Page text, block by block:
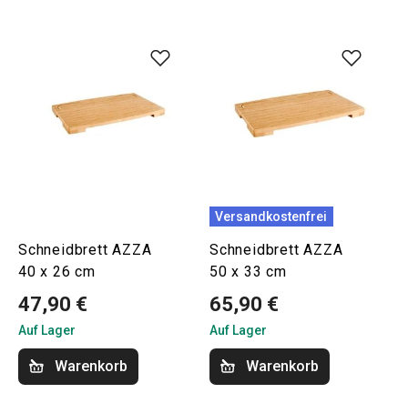
Schneidbrett AZZA
40 x 26 cm
47,90 €
Auf Lager
Warenkorb
Versandkostenfrei
Schneidbrett AZZA
50 x 33 cm
65,90 €
Auf Lager
Warenkorb